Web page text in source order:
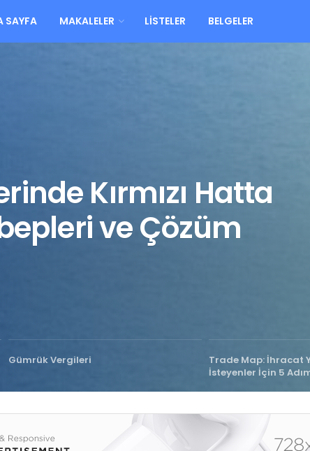
SAYFA MAKALELER LISTELER BELGELER
Kırmızı Hatta
ve Çözüm
Gümrük Vergileri
Trade Map: İhracat
İsteyenler İçin 5